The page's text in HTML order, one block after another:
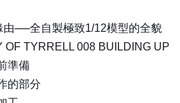
──全自製極致1/12模型的全貌
OF TYRRELL 008 BUILDING UP
準備
的部分